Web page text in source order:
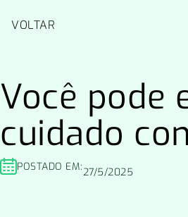
paraVOLTAR
Você pode
cuidado
POSTADO EM:27/5/2025